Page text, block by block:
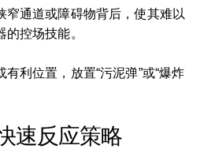
窄通道或障碍物背后，使其难以
控场技能。
利位置，放置“污泥弹”或“爆炸
速反应策略